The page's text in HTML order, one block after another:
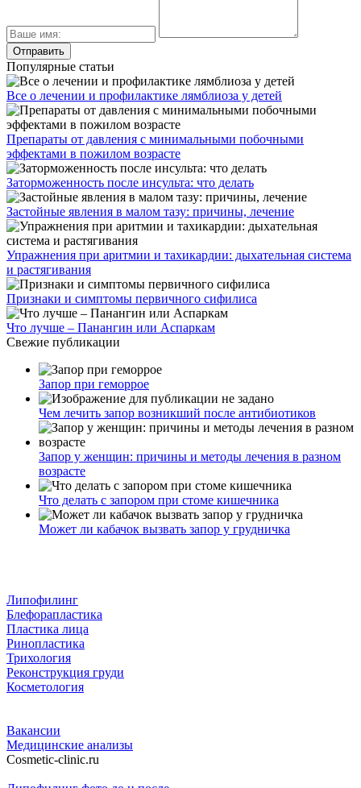
Популярные статьи
Все о лечении и профилактике лямблиоза у детей
Препараты от давления с минимальными побочными
эффектами в пожилом возрасте
Заторможенность после инсульта: что делать
Застойные явления в малом тазу: причины, лечение
Упражнения при аритмии и тахикардии: дыхательная система
и растягивания
Признаки и симптомы первичного сифилиса
Что лучше – Панангин или Аспаркам
Свежие публикации
Запор при геморрое
Чем лечить запор возникший после антибиотиков
Запор у женщин: причины и методы лечения в разном
возрасте
Что делать с запором при стоме кишечника
Может ли кабачок вызвать запор у грудничка
Липофилинг
Блефорапластика
Пластика лица
Ринопластика
Трихология
Реконструкция груди
Косметология
Вакансии
Медицинские анализы
Cosmetic-clinic.ru